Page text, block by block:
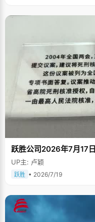
跃胜公司2026年7月17日
UP主: 卢颖
跃胜 • 2026/7/19